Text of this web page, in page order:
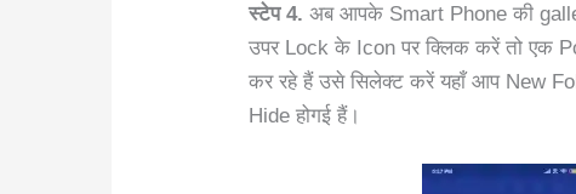
स्टेप 4. अब आपके Smart Phone की
उपर Lock के Icon पर क्लिक करें तो एक
कर रहे हैं उसे सिलेक्ट करें यहाँ आप New
Hide होगई हैं।